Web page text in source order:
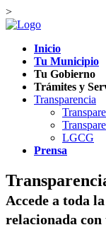
>
Inicio
Tu Municipio
Tu Gobierno
Trámites y
Transparencia
LGCG
Prensa
Accede a toda
relacionada